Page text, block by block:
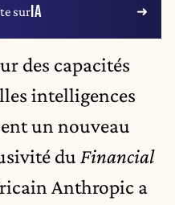
surIA
des capacités
intelligences
un nouveau
du Financial
Anthropic a